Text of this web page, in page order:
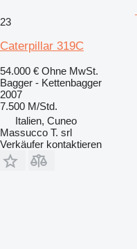
23
Caterpillar 319C
54.000 € Ohne MwSt.
Bagger - Kettenbagger
2007
7.500 M/Std.
Italien, Cuneo
Massucco T. srl
Verkäufer kontaktieren